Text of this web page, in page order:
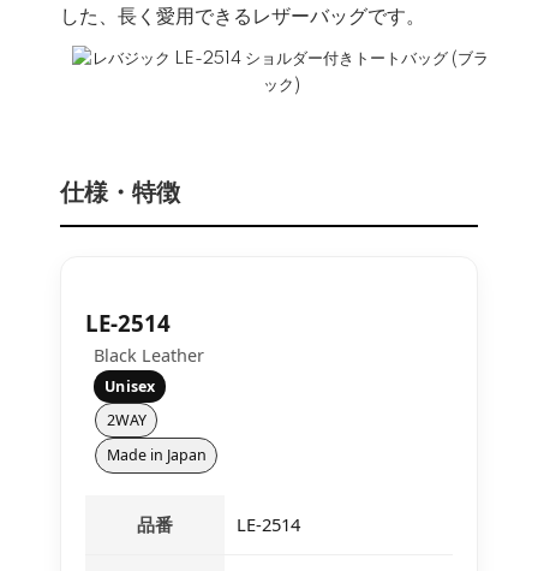
した、長く愛用できるレザーバッグです。
仕様・特徴
LE-2514
Black Leather
Unisex
2WAY
Made in Japan
品番 LE-2514